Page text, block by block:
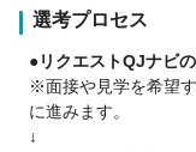
教育に力を入れてい
⇒アイラッシュ・ネ
など成長できる環境
◎大手メーカーと提
選考プロセス
●リクエストQJナビ
※面接や見学を希望
に進みます。
↓